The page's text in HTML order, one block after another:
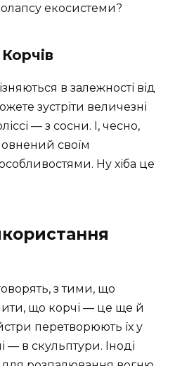
екосистеми?
Корчів
в залежності від
зустріти величезні
— з сосни. І, чесно,
своїм
Ну хіба це
з тими, що
що корчі — це ще й
перетворюють їх у
— в скульптури. Іноді